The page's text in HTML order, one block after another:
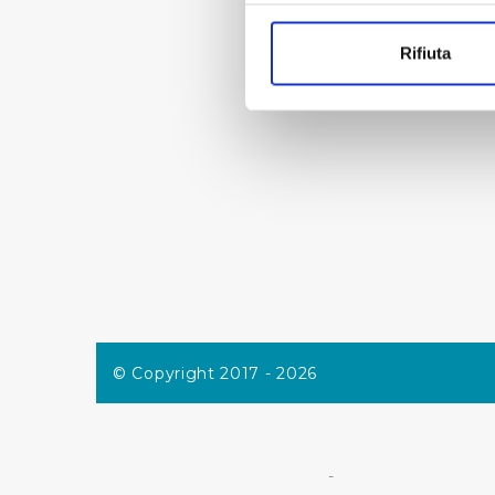
Identificare il tuo
digitali).
Rifiuta
© Copyright 2017 - 2026
-